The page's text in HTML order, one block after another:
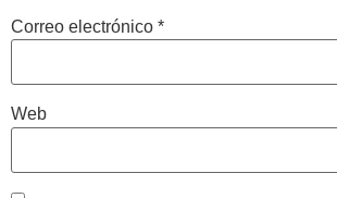
Correo electrónico *
Web